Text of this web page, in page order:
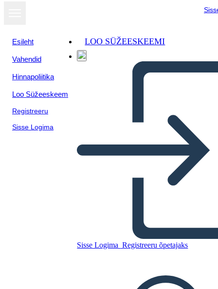
Esileht
Vahendid
Hinnapoliitika
Loo Süžeeskeem
Registreeru
Sisse Logima
LOO SÜŽEESKEEMI
Sisse Logima Registreeru õpetajaks